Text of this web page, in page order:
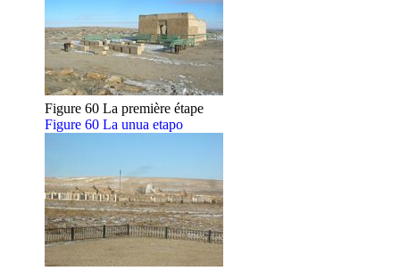
Figure 60 La première étape
Figure 60 La unua etapo